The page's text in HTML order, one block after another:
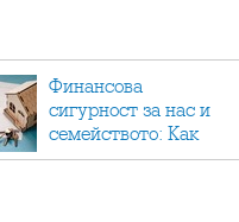
Финансова
сигурност за нас и
семейството: Как
помагат